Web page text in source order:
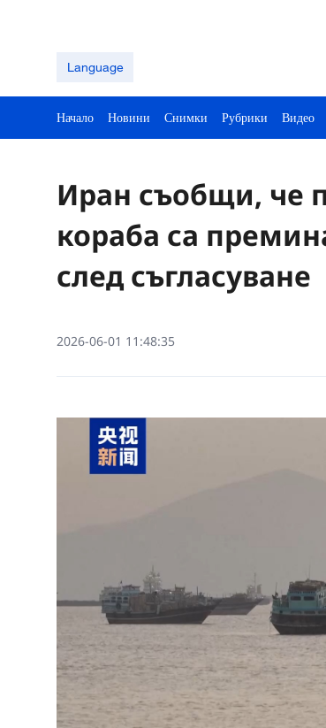
Language
Начало Новини Снимки Рубрики Видео
Иран съобщи, че
кораба са
след съгласуване
2026-06-01 11:48:35